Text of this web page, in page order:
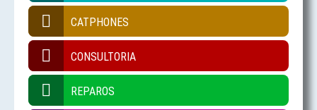
CATPHONES
CONSULTORIA
REPAROS